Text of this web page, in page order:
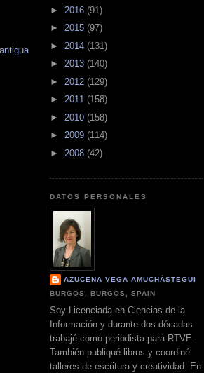
► 2016 (91)
► 2015 (97)
► 2014 (131)
► 2013 (140)
► 2012 (129)
► 2011 (158)
► 2010 (158)
► 2009 (114)
► 2008 (42)
DATOS PERSONALES
AZUCENA VEGA AMUCHÁSTEGUI
BURGOS, BURGOS, SPAIN
Soy Licenciada en Ciencias de la
Información y durante dos décadas
trabajé como periodista para RTVE.
También publiqué libros y coordiné
talleres de escritura y creatividad. En